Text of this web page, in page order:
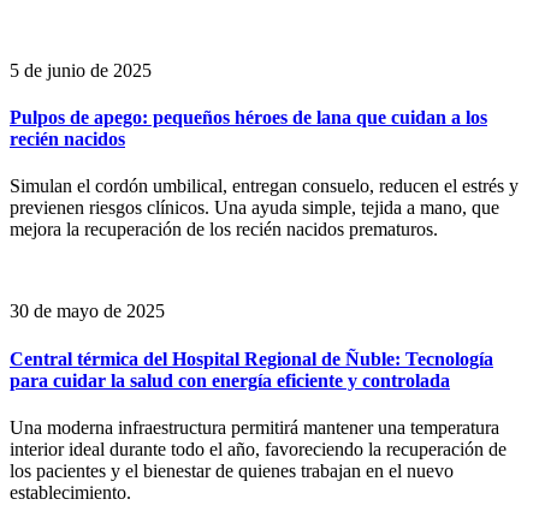
5 de junio de 2025
Pulpos de apego: pequeños héroes de lana que cuidan a los
recién nacidos
Simulan el cordón umbilical, entregan consuelo, reducen el estrés y
previenen riesgos clínicos. Una ayuda simple, tejida a mano, que
mejora la recuperación de los recién nacidos prematuros.
30 de mayo de 2025
Central térmica del Hospital Regional de Ñuble: Tecnología
para cuidar la salud con energía eficiente y controlada
Una moderna infraestructura permitirá mantener una temperatura
interior ideal durante todo el año, favoreciendo la recuperación de
los pacientes y el bienestar de quienes trabajan en el nuevo
establecimiento.